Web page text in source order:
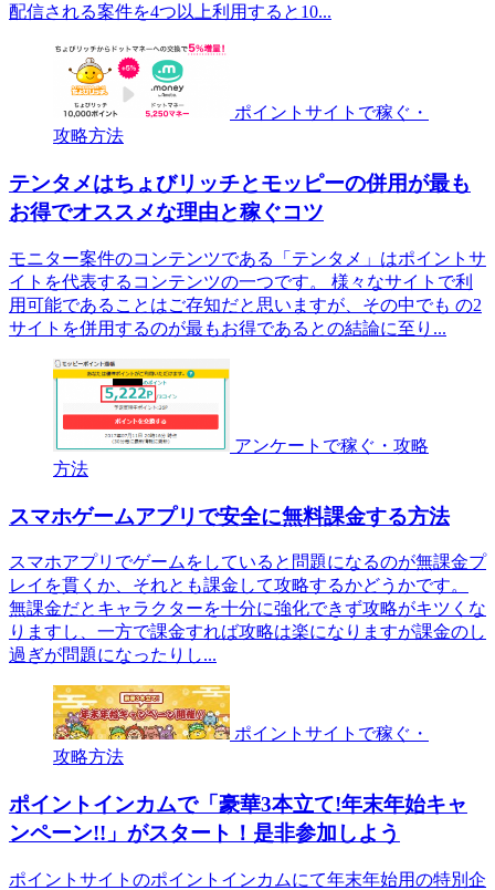
配信される案件を4つ以上利用すると10...
ポイントサイトで稼ぐ・
攻略方法
テンタメはちょびリッチとモッピーの併用が最も
お得でオススメな理由と稼ぐコツ
モニター案件のコンテンツである「テンタメ」はポイントサ
イトを代表するコンテンツの一つです。 様々なサイトで利
用可能であることはご存知だと思いますが、その中でも の2
サイトを併用するのが最もお得であるとの結論に至り...
アンケートで稼ぐ・攻略
方法
スマホゲームアプリで安全に無料課金する方法
スマホアプリでゲームをしていると問題になるのが無課金プ
レイを貫くか、それとも課金して攻略するかどうかです。
無課金だとキャラクターを十分に強化できず攻略がキツくな
りますし、一方で課金すれば攻略は楽になりますが課金のし
過ぎが問題になったりし...
ポイントサイトで稼ぐ・
攻略方法
ポイントインカムで「豪華3本立て!年末年始キャ
ンペーン!!」がスタート！是非参加しよう
ポイントサイトのポイントインカムにて年末年始用の特別企